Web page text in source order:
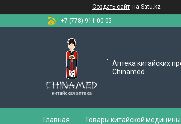
Создать сайт на Satu.kz
+7 (778) 911-00-05
Аптека китайских
Chinamed
Главная Товары китайской медицины